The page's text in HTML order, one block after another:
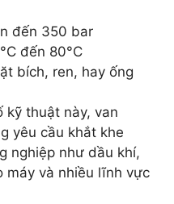
đến 350 bar
đến 80°C
bích, ren, hay ống
kỹ thuật này, van
yêu cầu khắt khe
nghiệp như dầu khí,
máy và nhiều lĩnh vực